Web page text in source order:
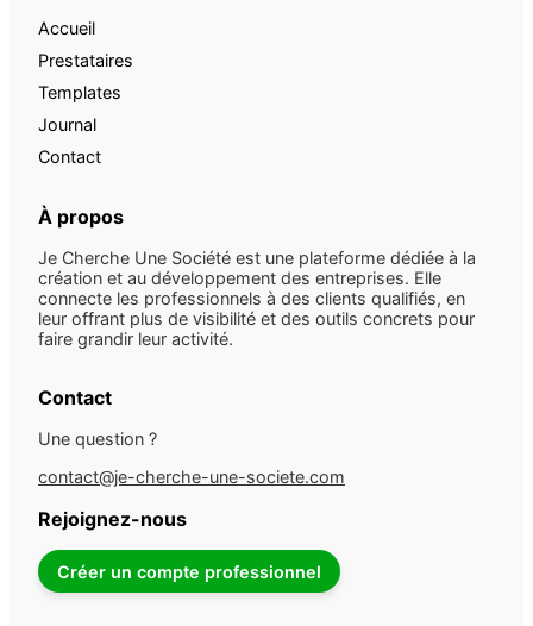
Accueil
Prestataires
Templates
Journal
Contact
À propos
Je Cherche Une Société est une plateforme dédiée à la
création et au développement des entreprises. Elle
connecte les professionnels à des clients qualifiés, en
leur offrant plus de visibilité et des outils concrets pour
faire grandir leur activité.
Contact
Une question ?
contact@je-cherche-une-societe.com
Rejoignez-nous
Créer un compte professionnel